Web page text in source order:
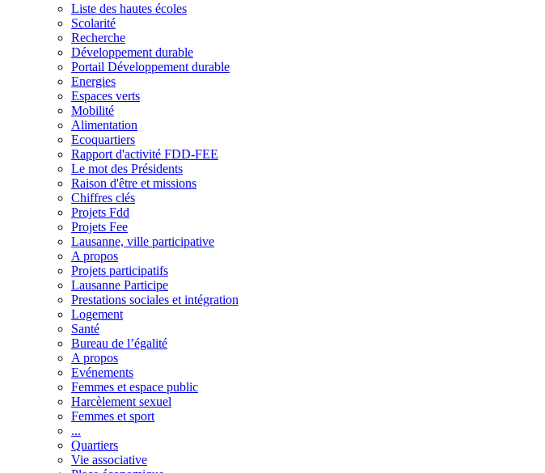
Liste des hautes écoles
Scolarité
Recherche
Développement durable
Portail Développement durable
Energies
Espaces verts
Mobilité
Alimentation
Ecoquartiers
Rapport d'activité FDD-FEE
Le mot des Présidents
Raison d'être et missions
Chiffres clés
Projets Fdd
Projets Fee
Lausanne, ville participative
A propos
Projets participatifs
Lausanne Participe
Prestations sociales et intégration
Logement
Santé
Bureau de l’égalité
A propos
Evénements
Femmes et espace public
Harcèlement sexuel
Femmes et sport
...
Quartiers
Vie associative